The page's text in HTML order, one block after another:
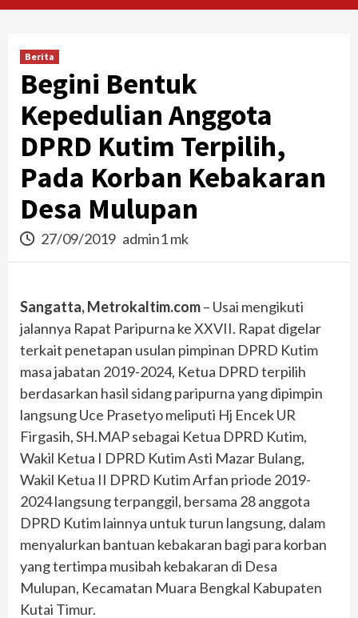
Berita
Begini Bentuk
Kepedulian Anggota
DPRD Kutim Terpilih,
Pada Korban Kebakaran
Desa Mulupan
27/09/2019 admin1 mk
Sangatta, Metrokaltim.com– Usai mengikuti
jalannya Rapat Paripurna ke XXVII. Rapat digelar
terkait penetapan usulan pimpinan DPRD Kutim
masa jabatan 2019-2024, Ketua DPRD terpilih
berdasarkan hasil sidang paripurna yang dipimpin
langsung Uce Prasetyo meliputi Hj Encek UR
Firgasih, SH.MAP sebagai Ketua DPRD Kutim,
Wakil Ketua I DPRD Kutim Asti Mazar Bulang,
Wakil Ketua II DPRD Kutim Arfan priode 2019-
2024 langsung terpanggil, bersama 28 anggota
DPRD Kutim lainnya untuk turun langsung, dalam
menyalurkan bantuan kebakaran bagi para korban
yang tertimpa musibah kebakaran di Desa
Mulupan, Kecamatan Muara Bengkal Kabupaten
Kutai Timur.